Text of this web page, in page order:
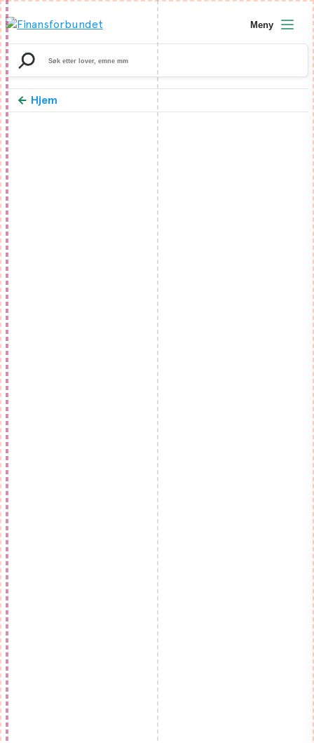
Search
for:
Meny
Hjem